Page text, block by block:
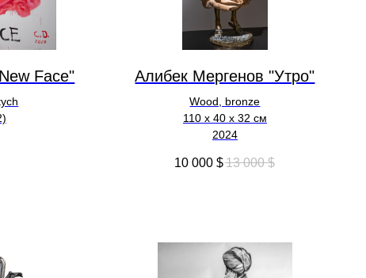
Face" Алибек Мергенов "Утро"
Wood, bronze
110 х 40 х 32 см
2024
10 000 $ 13 000 $